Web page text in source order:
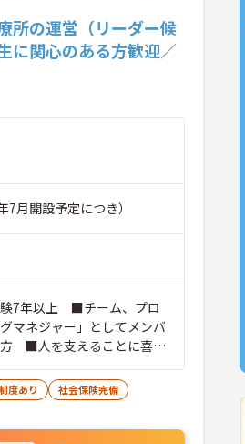
所の運営（リーダー候
に関心のある方歓迎／
月開設予定につき）
7年以上 ■チーム、プロ
マネジャー」としてメンバ
方 ■人を支えることに喜び
士、ケアマネジャー等関
度あり
社会保険完備